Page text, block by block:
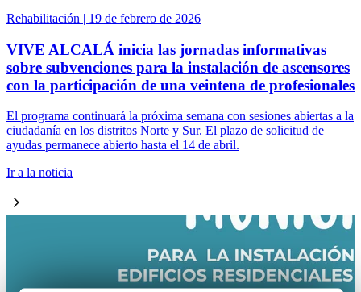
Rehabilitación | 19 de febrero de 2026
VIVE ALCALÁ inicia las jornadas informativas
sobre subvenciones para la instalación de ascensores
con la participación de una veintena de profesionales
El programa continuará la próxima semana con sesiones abiertas a la
ciudadanía en los distritos Norte y Sur. El plazo de solicitud de
ayudas permanece abierto hasta el 14 de abril.
Ir a la noticia